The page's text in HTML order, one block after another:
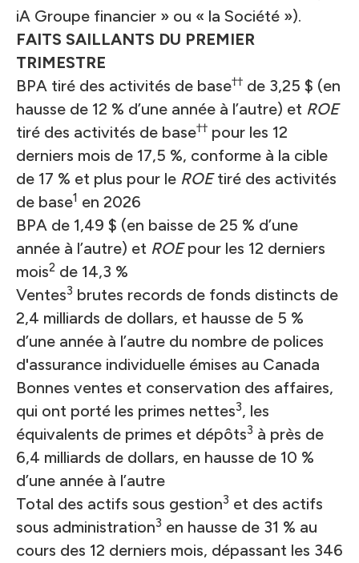
iA Groupe financier » ou « la Société »).
FAITS SAILLANTS DU PREMIER
TRIMESTRE
BPA tiré des activités de base†† de 3,25 $ (en
hausse de 12 % d’une année à l’autre) et ROE
tiré des activités de base†† pour les 12
derniers mois de 17,5 %, conforme à la cible
de 17 % et plus pour le ROEtiré des activités
de base1 en 2026
BPA de 1,49 $ (en baisse de 25 % d’une
année à l’autre) et ROEpour les 12 derniers
mois2 de 14,3 %
Ventes3 brutes records de fonds distincts de
2,4 milliards de dollars, et hausse de 5 %
d’une année à l’autre du nombre de polices
d'assurance individuelle émises au Canada
Bonnes ventes et conservation des affaires,
qui ont porté les primes nettes3, les
équivalents de primes et dépôts3 à près de
6,4 milliards de dollars, en hausse de 10 %
d’une année à l’autre
Total des actifs sous gestion3 et des actifs
sous administration3 en hausse de 31 % au
cours des 12 derniers mois, dépassant les 346